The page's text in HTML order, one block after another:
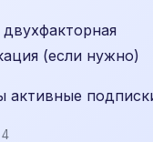
(если нужно)
активные